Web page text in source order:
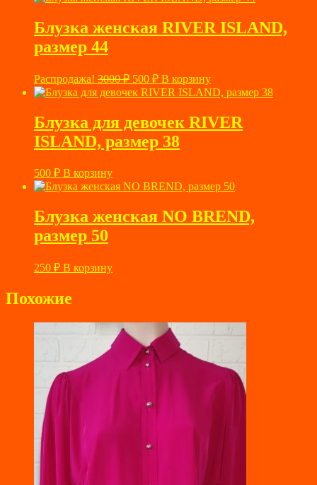
Блузка женская RIVER ISLAND,
размер 44
Распродажа! 3000₽ Первоначальная
цена
составляла
500 ₽Текущая
цена:
В корзину
Блузка для девочек RIVER
ISLAND, размер 38
500 ₽ В корзину
Блузка женская NO BREND,
размер 50
250 ₽ В корзину
Похожие